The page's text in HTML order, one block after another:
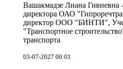
Вашакмадзе Лиана Гивиевна
директора ОАО
директор ООО "БИНТИ",
"Транспортное
транспорта
03-07-2027 00:01